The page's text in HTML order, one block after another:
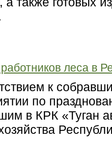
леса в
к
по
в КРК «Туган